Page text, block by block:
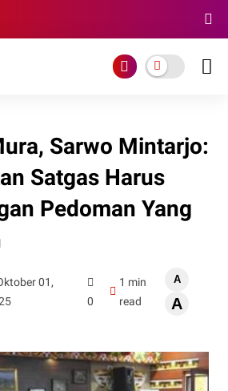
Sarwo Mintarjo:
Satgas Harus
Pedoman Yang
01,
0
1 min
read
A
A